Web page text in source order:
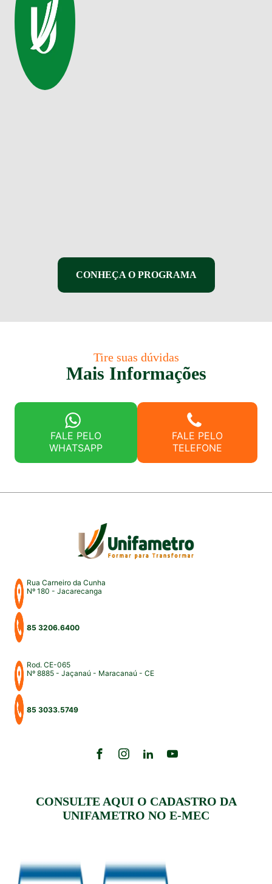
CONHEÇA O PROGRAMA
Tire suas dúvidas
Mais Informações
FALE PELO
WHATSAPP
FALE PELO
TELEFONE
Rua Carneiro da Cunha
Nº 180 - Jacarecanga
85 3206.6400
Rod. CE-065
Nº 8885 - Jaçanaú - Maracanaú - CE
85 3033.5749
CONSULTE AQUI O CADASTRO DA
UNIFAMETRO NO E-MEC